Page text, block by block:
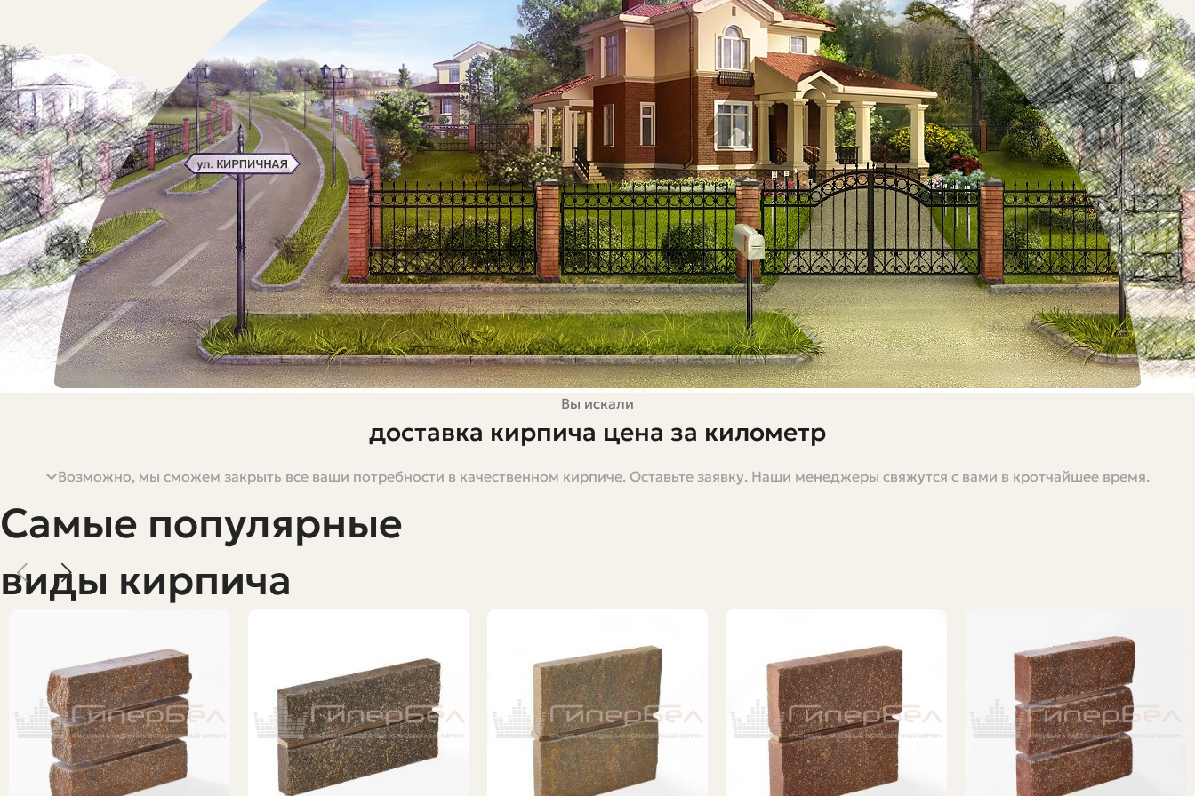
Вы искали
доставка кирпича цена за километр
Тема кажется сухой и практичной, но для любого строительства стоимость доставки кирпича способна превратиться в значимую строку в бюджете. Люди часто
километр, как логисты и перевозчики считают стоимость, какие дополнительные траты следует учитывать и как снизить итоговый чек. Текст практичный, с
примерами и таблицами, чтобы вы могли прикинуть расходы прямо сейчас.
Я постараюсь объяснить всё простым языком, без сухих формул, но с конкретикой. Где нужно — приведу примерные расчёты, помечая их как иллюстрацию, чтобы вы
понимали принцип. И в конце дам чек-лист, который поможет подготовить заказ и избежать типичных ошибок.
Почему цена за километр важна и как её обычно применяют
Когда говорят о «цене за километр», имеют в виду две вещи. Первая — это ставка перевозчика за каждый километр пробега с учётом загрузки и разгрузки. Вторая —
практическая модель расчёта, которую используют при удалённых доставках, когда важно учесть и обратный путь без груза. Обе эти составляющие влияют на
итоговую сумму, которую вы увидите в счёте.
Важно понимать, что перевозчики редко считают только расстояние. Они учитывают массу груза, объём, необходимость манипулятора, сложность подъезда,
Возможно, мы сможем закрыть все ваши потребности в качественном кирпиче. Оставьте заявку. Наши менеджеры свяжутся с вами в кротчайшее время.
Самые популярные
виды кирпича